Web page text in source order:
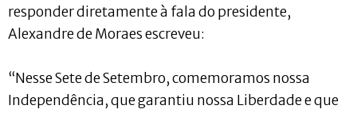
responder diretamente à fala do presidente,
Alexandre de Moraes escreveu:
“Nesse Sete de Setembro, comemoramos nossa
Independência, que garantiu nossa Liberdade e que